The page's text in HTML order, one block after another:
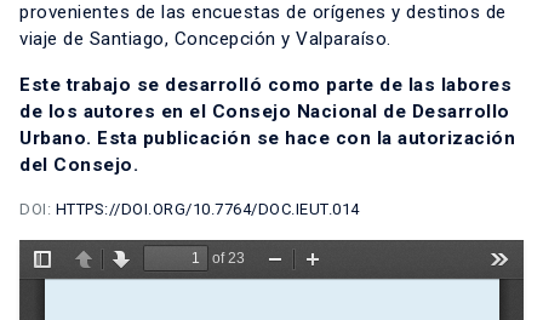
provenientes de las encuestas de orígenes y destinos de
viaje de Santiago, Concepción y Valparaíso.
Este trabajo se desarrolló como parte de las labores
de los autores en el Consejo Nacional de Desarrollo
Urbano. Esta publicación se hace con la autorización
del Consejo.
DOI: HTTPS://DOI.ORG/10.7764/DOC.IEUT.014